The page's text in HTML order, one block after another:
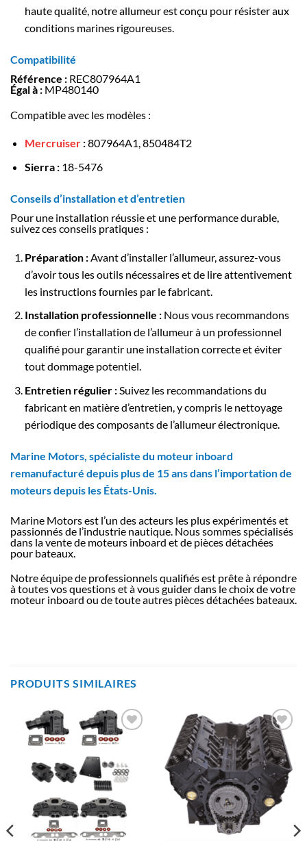
haute qualité, notre allumeur est conçu pour résister aux
conditions marines rigoureuses.
Compatibilité
Référence : REC807964A1
Égal à : MP480140
Compatible avec les modèles :
Mercruiser:807964A1, 850484T2
Sierra :18-5476
Conseils d’installation et d’entretien
Pour une installation réussie et une performance durable,
suivez ces conseils pratiques :
Préparation :Avant d’installer l’allumeur, assurez-vous
d’avoir tous les outils nécessaires et de lire attentivement
les instructions fournies par le fabricant.
Installation professionnelle :Nous vous recommandons
de confier l’installation de l’allumeur à un professionnel
qualifié pour garantir une installation correcte et éviter
tout dommage potentiel.
Entretien régulier :Suivez les recommandations du
fabricant en matière d’entretien, y compris le nettoyage
périodique des composants de l’allumeur électronique.
Marine Motors, spécialiste du moteur inboard
remanufacturé depuis plus de 15 ans dans l’importation de
moteurs depuis les États-Unis.
Marine Motors est l’un des acteurs les plus expérimentés et
passionnés de l’industrie nautique. Nous sommes spécialisés
dans la vente de moteurs inboard et de pièces détachées
pour bateaux.
Notre équipe de professionnels qualifiés est prête à répondre
à toutes vos questions et à vous guider dans le choix de votre
moteur inboard ou de toute autres pièces détachées bateaux.
PRODUITS SIMILAIRES
AJOUTER
LISTE
D’ENVIES
AJOUTER
À LA
LISTE
D’ENVIES